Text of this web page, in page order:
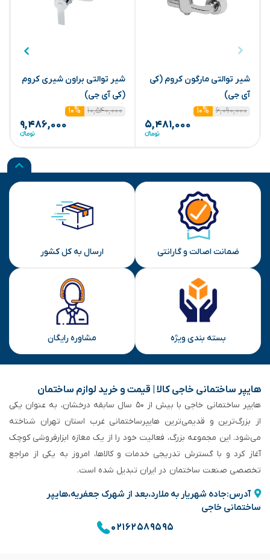
شیر توالتی مارگون کروم (کی
آی جی)
۶,۰۹۰,۰۰۰
۱۰%
۵,۴۸۱,۰۰۰
شیر توالتی براون شیری کروم
(کی آی جی)
۱۰,۵۴۰,۰۰۰
۱۰%
۹,۴۸۶,۰۰۰
ضمانت اصالت و گارانتی ارسال به کل کشور
بسته بندی ویژه مشاوره رایگان
هایپر ساختمانی خاجی‌ کالا | قیمت و خرید لوازم ساختمان
هایپر ساختمانی خاجی‌ با بیش از ۵۰ سال سابقه‌ درخشان، به عنوان یکی
از بزرگ‌ترین و قدیمی‌ترین هایپرساختمانی‌ غرب استان تهران شناخته
می‌شود. این مجموعه بزرگ، فعالیت خود را از یک مغازه ابزارفروشی کوچک
آغاز کرد و با گسترش تدریجی خدمات و کالاها، امروز به یکی از مراجع
تخصصی صنعت ساختمان در ایران تبدیل شده است.
آدرس:جاده شهریار به ملارد،بعد از شهرک جعفریه،هایپر
ساختمانی خاجی
۰۲۱۶۲۵۸۹۵۹۵